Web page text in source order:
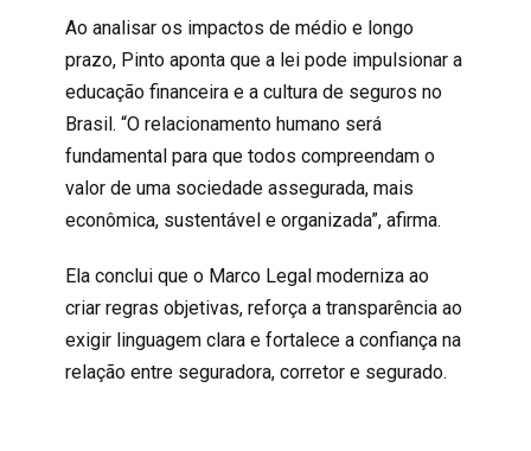
Ao analisar os impactos de médio e longo
prazo, Pinto aponta que a lei pode impulsionar a
educação financeira e a cultura de seguros no
Brasil. “O relacionamento humano será
fundamental para que todos compreendam o
valor de uma sociedade assegurada, mais
econômica, sustentável e organizada”, afirma.
Ela conclui que o Marco Legal moderniza ao
criar regras objetivas, reforça a transparência ao
exigir linguagem clara e fortalece a confiança na
relação entre seguradora, corretor e segurado.